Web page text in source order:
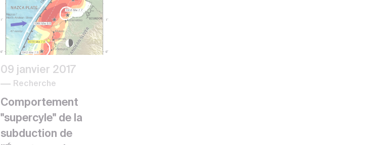
09 janvier 2017
Recherche
Comportement
"supercyle" de la
subduction de